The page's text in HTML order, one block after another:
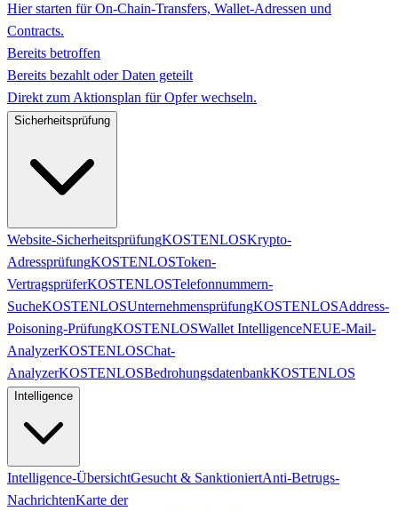
Hier starten für On-Chain-Transfers, Wallet-Adressen und
Contracts.
Bereits betroffen
Bereits bezahlt oder Daten geteilt
Direkt zum Aktionsplan für Opfer wechseln.
Sicherheitsprüfung
Website-SicherheitsprüfungKOSTENLOSKrypto-
AdressprüfungKOSTENLOSToken-
VertragsprüferKOSTENLOSTelefonnummern-
SucheKOSTENLOSUnternehmensprüfungKOSTENLOSAddress-
Poisoning-PrüfungKOSTENLOSWallet IntelligenceNEUE-Mail-
AnalyzerKOSTENLOSChat-
AnalyzerKOSTENLOSBedrohungsdatenbankKOSTENLOS
Intelligence
Intelligence-ÜbersichtGesucht & SanktioniertAnti-Betrugs-
NachrichtenKarte der